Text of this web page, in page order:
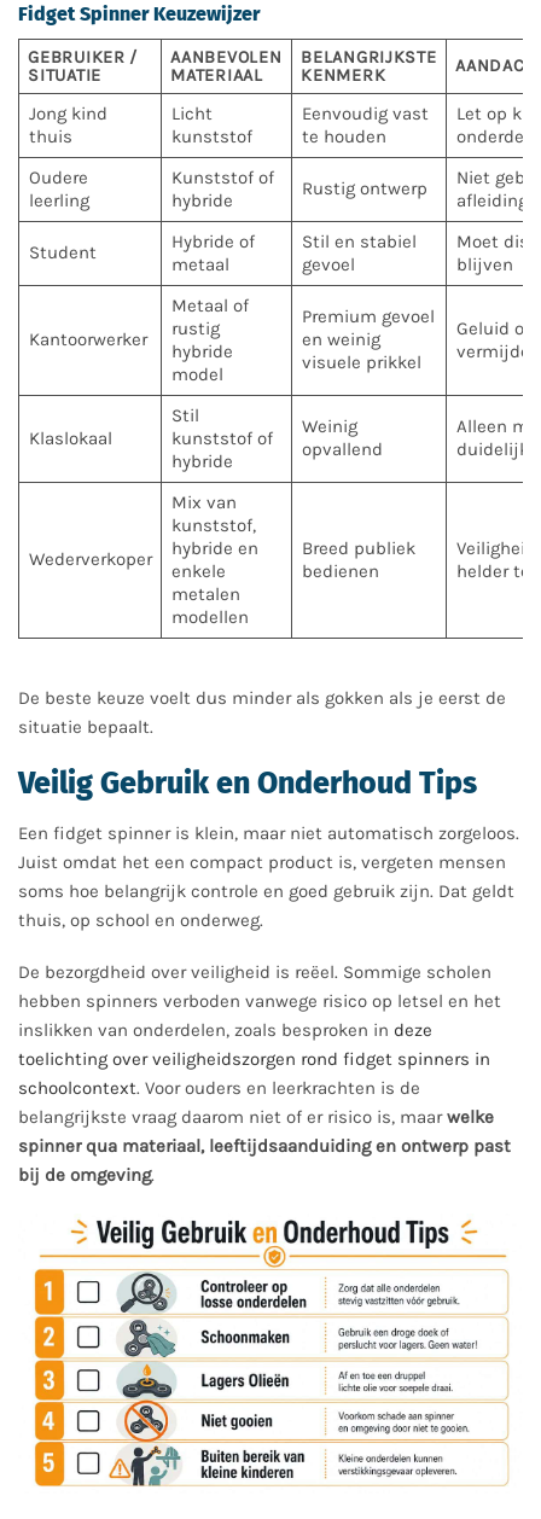
Fidget Spinner Keuzewijzer
GEBRUIKER /
SITUATIE
AANBEVOLEN
MATERIAAL
BELANGRIJKSTE
KENMERK
Jong kind
thuis
Licht
kunststof
Eenvoudig vast
te houden
Let op
Oudere
leerling
Kunststof of
hybride
Rustig ontwerp
Niet
afleiding
Student
Hybride of
metaal
Stil en stabiel
gevoel
Moet
blijven
Kantoorwerker
Metaal of
rustig
hybride
model
Premium gevoel
en weinig
visuele prikkel
Geluid op
vermijden
Klaslokaal
Stil
kunststof of
hybride
Weinig
opvallend
Alleen
duidelijke
Wederverkoper
Mix van
kunststof,
hybride en
enkele
metalen
modellen
Breed publiek
bedienen
helder
De beste keuze voelt dus minder als gokken als je eerst de
situatie bepaalt.
Veilig Gebruik en Onderhoud Tips
Een fidget spinner is klein, maar niet automatisch zorgeloos.
Juist omdat het een compact product is, vergeten mensen
soms hoe belangrijk controle en goed gebruik zijn. Dat geldt
thuis, op school en onderweg.
De bezorgdheid over veiligheid is reëel. Sommige scholen
hebben spinners verboden vanwege risico op letsel en het
inslikken van onderdelen, zoals besproken in deze
toelichting over veiligheidszorgen rond fidget spinners in
schoolcontext. Voor ouders en leerkrachten is de
belangrijkste vraag daarom niet of er risico is, maarwelke
spinner qua materiaal, leeftijdsaanduiding en ontwerp past
bij de omgeving.